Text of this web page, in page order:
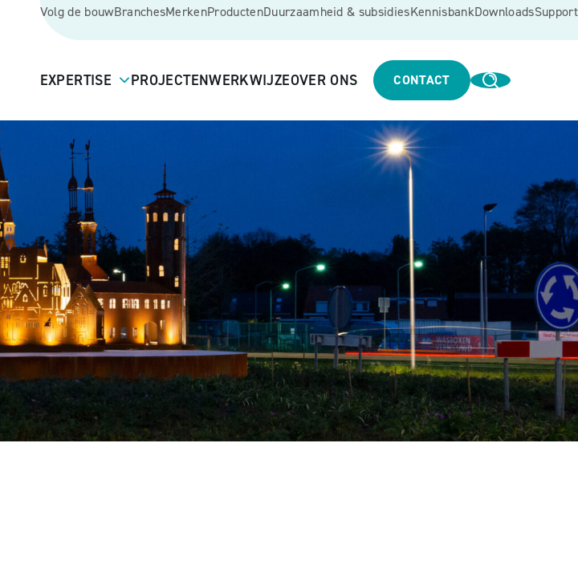
Volg de bouwBranchesMerkenProductenDuurzaamheid & subsidiesKennisbankDownloadsSupport
EXPERTISE PROJECTENWERKWIJZEOVER ONS CONTACT